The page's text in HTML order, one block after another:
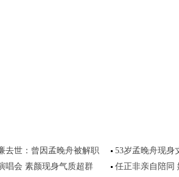
去世：曾因孟晚舟被解职
53岁孟晚舟现身
唱会 素颜现身气质超群
任正非亲自陪同